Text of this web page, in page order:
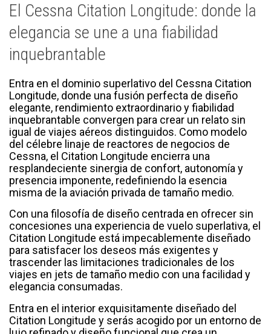
El Cessna Citation Longitude: donde la
elegancia se une a una fiabilidad
inquebrantable
Entra en el dominio superlativo del Cessna Citation
Longitude, donde una fusión perfecta de diseño
elegante, rendimiento extraordinario y fiabilidad
inquebrantable convergen para crear un relato sin
igual de viajes aéreos distinguidos. Como modelo
del célebre linaje de reactores de negocios de
Cessna, el Citation Longitude encierra una
resplandeciente sinergia de confort, autonomía y
presencia imponente, redefiniendo la esencia
misma de la aviación privada de tamaño medio.
Con una filosofía de diseño centrada en ofrecer sin
concesiones una experiencia de vuelo superlativa, el
Citation Longitude está impecablemente diseñado
para satisfacer los deseos más exigentes y
trascender las limitaciones tradicionales de los
viajes en jets de tamaño medio con una facilidad y
elegancia consumadas.
Entra en el interior exquisitamente diseñado del
Citation Longitude y serás acogido por un entorno de